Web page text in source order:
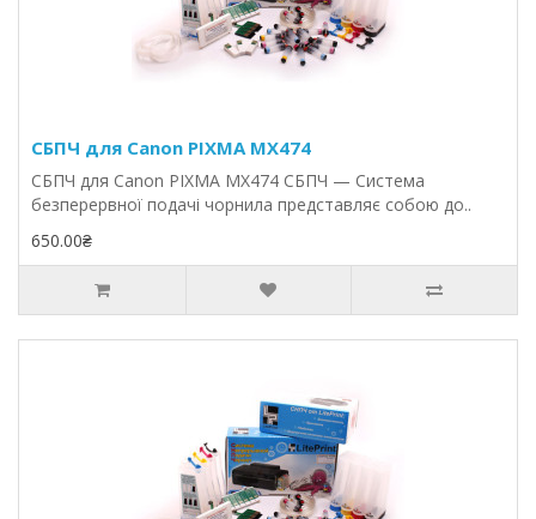
СБПЧ для Canon PIXMA MX474
СБПЧ для Canon PIXMA MX474 СБПЧ — Система
безперервної подачі чорнила представляє собою до..
650.00₴